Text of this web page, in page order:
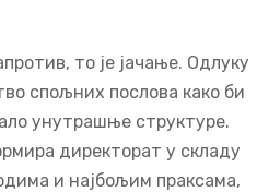
то је јачање. Одлуку
спољних послова како би
унутрашње структуре.
директорат у складу
и најбољим праксама,